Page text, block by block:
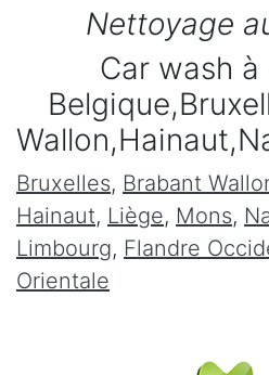
Nettoyage
Car wash
Bruxelles, Brabant
Hainaut, Liège, Mons,
Limbourg, Flandre
Orientale